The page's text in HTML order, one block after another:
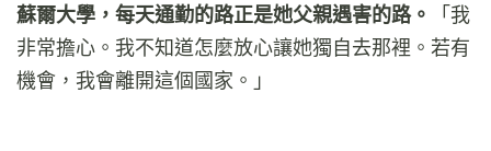
蘇爾大學，每天通勤的路正是她父親遇害的路。
「我
非常擔心。我不知道怎麼放心讓她獨自去那裡。若有
機會，我會離開這個國家。」